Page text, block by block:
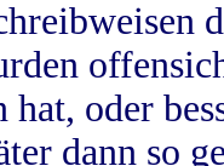
hat, oder
dann so